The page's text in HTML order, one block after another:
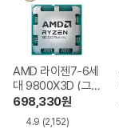
AMD 라이젠7-6세
대 9800X3D (그
래니트 릿지)
698,330원
4.9 (2,152)